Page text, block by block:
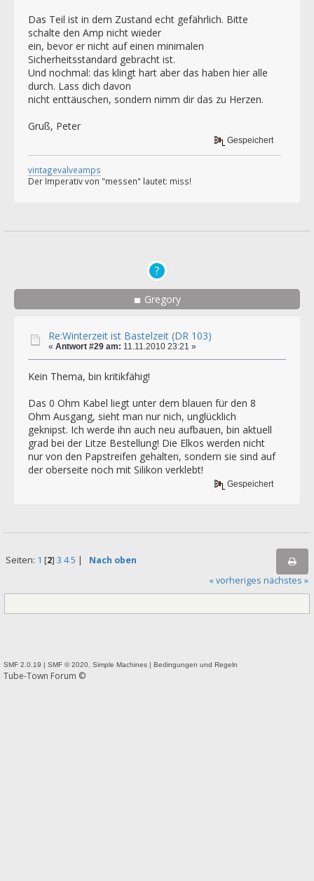
Das Teil ist in dem Zustand echt gefährlich. Bitte
schalte den Amp nicht wieder
ein, bevor er nicht auf einen minimalen
Sicherheitsstandard gebracht ist.
Und nochmal: das klingt hart aber das haben hier alle
durch. Lass dich davon
nicht enttäuschen, sondern nimm dir das zu Herzen.
Gruß, Peter
Gespeichert
vintagevalveamps
Der Imperativ von "messen" lautet: miss!
Gregory
Re:Winterzeit ist Bastelzeit (DR 103)
« Antwort #29 am: 11.11.2010 23:21 »
Kein Thema, bin kritikfähig!
Das 0 Ohm Kabel liegt unter dem blauen für den 8
Ohm Ausgang, sieht man nur nich, unglücklich
geknipst. Ich werde ihn auch neu aufbauen, bin aktuell
grad bei der Litze Bestellung! Die Elkos werden nicht
nur von den Papstreifen gehalten, sondern sie sind auf
der oberseite noch mit Silikon verklebt!
Gespeichert
Seiten: 1 [2] 3 4 5 | Nach oben
« vorheriges nächstes »
SMF 2.0.19 | SMF © 2020 Simple Machines | Bedingungen und Regeln
Tube-Town Forum ©